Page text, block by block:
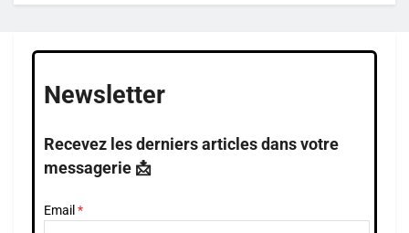
Newsletter
Recevez les derniers articles dans votre
messagerie 📩
Email